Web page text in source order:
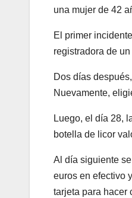
una mujer de 42
El primer
registradora de
Dos días
Nuevamente,
Luego, el día 28,
botella de licor
Al día siguiente
euros en efectivo
tarjeta para hacer